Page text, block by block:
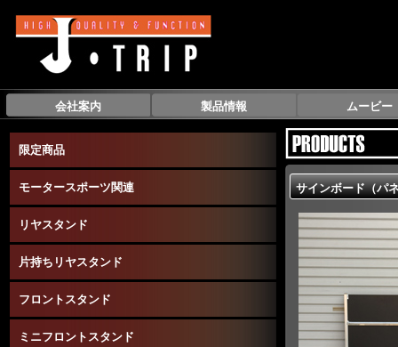
会社案内 製品情報 ムービー
限定商品
モータースポーツ関連
リヤスタンド
片持ちリヤスタンド
フロントスタンド
ミニフロントスタンド
サインボード（パ